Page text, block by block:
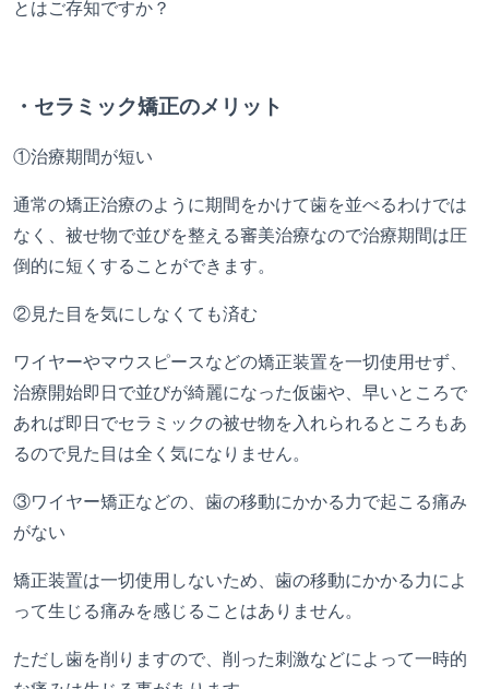
とはご存知ですか？
・セラミック矯正のメリット
①治療期間が短い
通常の矯正治療のように期間をかけて歯を並べるわけでは
なく、被せ物で並びを整える審美治療なので治療期間は圧
倒的に短くすることができます。
②見た目を気にしなくても済む
ワイヤーやマウスピースなどの矯正装置を一切使用せず、
治療開始即日で並びが綺麗になった仮歯や、早いところで
あれば即日でセラミックの被せ物を入れられるところもあ
るので見た目は全く気になりません。
③ワイヤー矯正などの、歯の移動にかかる力で起こる痛み
がない
矯正装置は一切使用しないため、歯の移動にかかる力によ
って生じる痛みを感じることはありません。
ただし歯を削りますので、削った刺激などによって一時的